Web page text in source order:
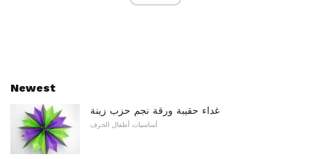
Newest
غداء حقيبة ورقة نجم حزب زينة
أساسيات أطفال الحرف